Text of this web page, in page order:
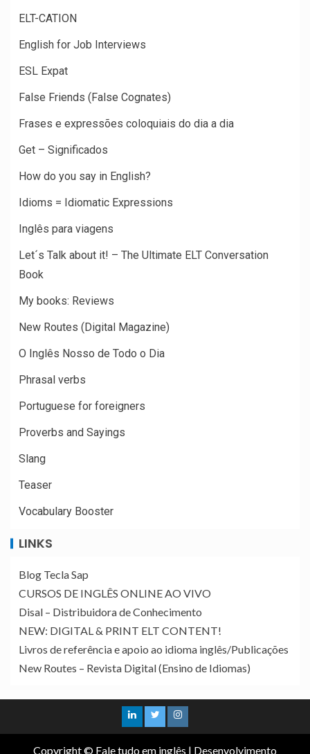
ELT-CATION
English for Job Interviews
ESL Expat
False Friends (False Cognates)
Frases e expressões coloquiais do dia a dia
Get – Significados
How do you say in English?
Idioms = Idiomatic Expressions
Inglês para viagens
Let´s Talk about it! – The Ultimate ELT Conversation
Book
My books: Reviews
New Routes (Digital Magazine)
O Inglês Nosso de Todo o Dia
Phrasal verbs
Portuguese for foreigners
Proverbs and Sayings
Slang
Teaser
Vocabulary Booster
LINKS
Blog Tecla Sap
CURSOS DE INGLÊS ONLINE AO VIVO
Disal – Distribuidora de Conhecimento
NEW: DIGITAL & PRINT ELT CONTENT!
Livros de referência e apoio ao idioma inglês/Publicações
New Routes – Revista Digital (Ensino de Idiomas)
Copyright © Fale tudo em inglês | Desenvolvimento